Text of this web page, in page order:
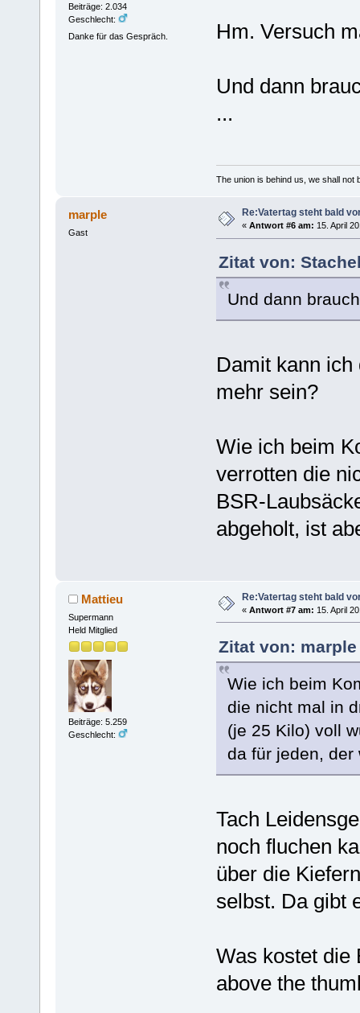
Beiträge: 2.034
Geschlecht:
Danke für das Gespräch.
Hm. Versuch
Und dann
...
The union is behind us, we shall not
marple
Gast
Re:Vatertag steht bald
« Antwort #6 am: 15. April
Zitat von:
Und dann
Damit kann
mehr sein?
Wie ich beim
verrotten die
BSR-
abgeholt, ist
Mattieu
Supermann
Held Mitglied
Beiträge: 5.259
Geschlecht:
Re:Vatertag steht bald
« Antwort #7 am: 15. April
Zitat von: marple
Wie ich beim
die nicht mal in
(je 25 Kilo) voll
da für jeden, der
Tach
noch fluchen
über die
selbst. Da gibt
Was kostet die
above the